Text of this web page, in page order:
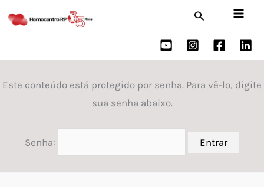
para
conteúdo
Pesquisar
Este conteúdo está protegido por senha. Para vê-lo, digite
sua senha abaixo.
Senha: